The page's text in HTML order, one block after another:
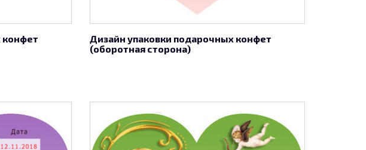
конфет
Дизайн упаковки подарочных конфет
(оборотная сторона)